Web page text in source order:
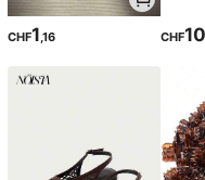
CHF1 ,16 CHF10